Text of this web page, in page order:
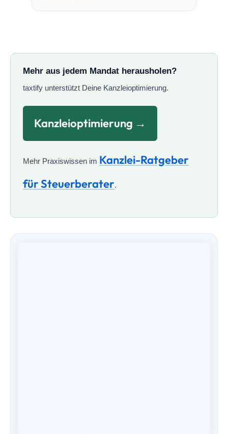
Mehr aus jedem Mandat herausholen?
taxtify unterstützt Deine Kanzleioptimierung.
Kanzleioptimierung →
Mehr Praxiswissen im Kanzlei-Ratgeber
für Steuerberater.